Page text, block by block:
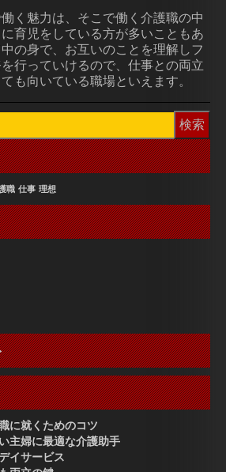
く魅力は、そこで働く介護職の中
育児をしている方が多いこともあ
の身で、お互いのことを理解しフ
行っていけるので、仕事との両立
も向いている職場といえます。
職 仕事 理想
に就くためのコツ
主婦に最適な介護助手
イサービス